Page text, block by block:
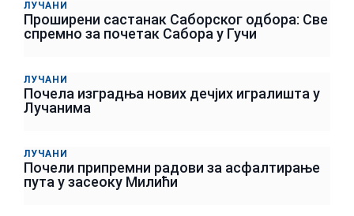
ЛУЧАНИ
Проширени састанак Саборског одбора: Све
спремно за почетак Сабора у Гучи
ЛУЧАНИ
Почела изградња нових дечјих игралишта у
Лучанима
ЛУЧАНИ
Почели припремни радови за асфалтирање
пута у засеоку Милићи